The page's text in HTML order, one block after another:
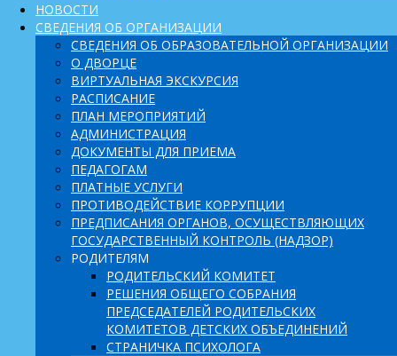
НОВОСТИ
СВЕДЕНИЯ ОБ ОРГАНИЗАЦИИ
СВЕДЕНИЯ ОБ ОБРАЗОВАТЕЛЬНОЙ ОРГАНИЗАЦИИ
О ДВОРЦЕ
ВИРТУАЛЬНАЯ ЭКСКУРСИЯ
РАСПИСАНИЕ
ПЛАН МЕРОПРИЯТИЙ
АДМИНИСТРАЦИЯ
ДОКУМЕНТЫ ДЛЯ ПРИЕМА
ПЕДАГОГАМ
ПЛАТНЫЕ УСЛУГИ
ПРОТИВОДЕЙСТВИЕ КОРРУПЦИИ
ПРЕДПИСАНИЯ ОРГАНОВ, ОСУЩЕСТВЛЯЮЩИХ
ГОСУДАРСТВЕННЫЙ КОНТРОЛЬ (НАДЗОР)
РОДИТЕЛЯМ
РОДИТЕЛЬСКИЙ КОМИТЕТ
РЕШЕНИЯ ОБЩЕГО СОБРАНИЯ
ПРЕДСЕДАТЕЛЕЙ РОДИТЕЛЬСКИХ
КОМИТЕТОВ ДЕТСКИХ ОБЪЕДИНЕНИЙ
СТРАНИЧКА ПСИХОЛОГА